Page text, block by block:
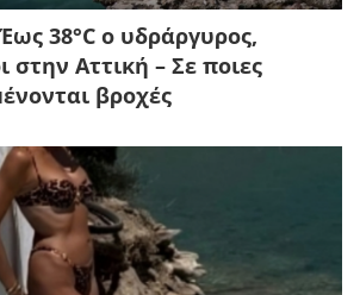
38°C ο υδράργυρος,
στην Αττική – Σε ποιες
βροχές